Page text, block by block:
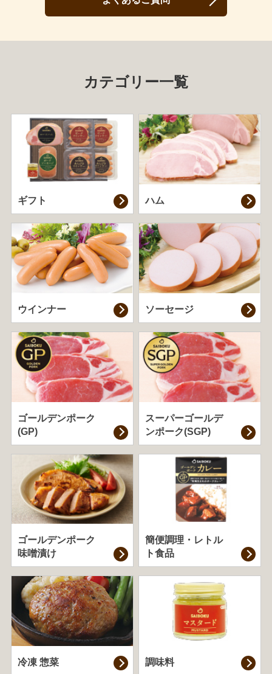
カテゴリー一覧
ギフト ハム
ウインナー ソーセージ
ゴールデンポーク
(GP)
スーパーゴールデ
ンポーク(SGP)
ゴールデンポーク
味噌漬け
簡便調理・ レトル
ト食品
冷凍 惣菜 調味料